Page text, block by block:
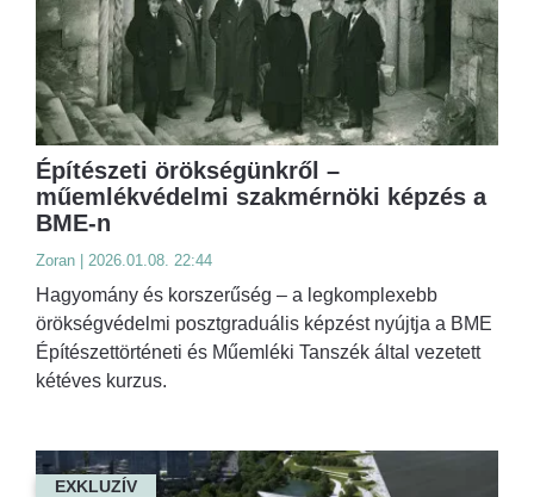
Építészeti örökségünkről –
műemlékvédelmi szakmérnöki képzés a
BME-n
Zoran | 2026.01.08. 22:44
Hagyomány és korszerűség – a legkomplexebb
örökségvédelmi posztgraduális képzést nyújtja a BME
Építészettörténeti és Műemléki Tanszék által vezetett
kétéves kurzus.
EXKLUZÍV